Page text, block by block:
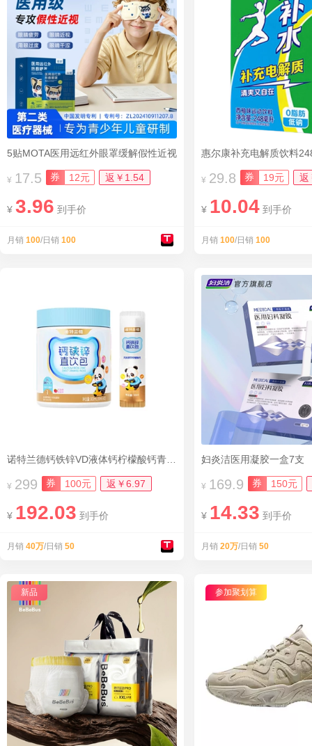
5贴MOTA医用远红外眼罩缓解假性近视
¥ 17.5 券 12元 返￥1.54
¥ 3.96 到手价
月销 100/日销 100
惠尔康补充电解质饮料
¥ 29.8 券 19元 返
¥ 10.04 到手价
月销 100/日销 100
¥ 299 券 100元 返￥6.97
¥ 192.03 到手价
月销 40万/日销 50
妇炎洁医用凝胶一盒7支
¥ 169.9 券 150元
¥ 14.33 到手价
月销 20万/日销 50
新品 参加聚划算